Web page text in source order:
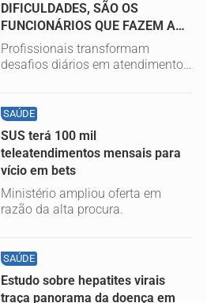
DIFICULDADES, SÃO OS
FUNCIONÁRIOS QUE FAZEM A
DIFERENÇA NO HOSPITAL...
Profissionais transformam
desafios diários em atendimento
SAÚDE
SUS terá 100 mil
teleatendimentos mensais para
vício em bets
Ministério ampliou oferta em
razão da alta procura.
SAÚDE
Estudo sobre hepatites virais
traça panorama da doença em